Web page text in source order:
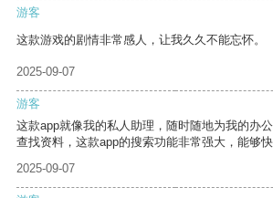
游客
这款游戏的剧情非常感人，让我久久不能忘怀。
2025-09-07
游客
这款app就像我的私人助理，随时随地为我的办
查找资料，这款app的搜索功能非常强大，能够
2025-09-07